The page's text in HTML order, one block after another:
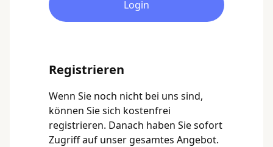
Login
Registrieren
Wenn Sie noch nicht bei uns sind,
können Sie sich kostenfrei
registrieren. Danach haben Sie sofort
Zugriff auf unser gesamtes Angebot.